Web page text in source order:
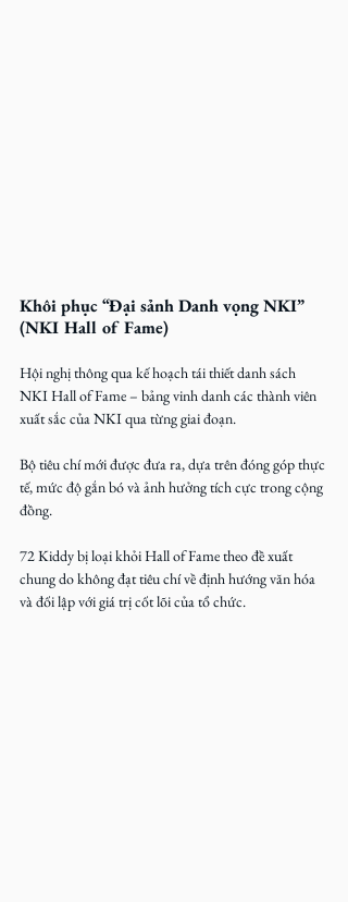
Khôi phục “Đại sảnh Danh vọng NKI”
(NKI Hall of Fame)
Hội nghị thông qua kế hoạch tái thiết danh sách
NKI Hall of Fame – bảng vinh danh các thành viên
xuất sắc của NKI qua từng giai đoạn.
Bộ tiêu chí mới được đưa ra, dựa trên đóng góp thực
tế, mức độ gắn bó và ảnh hưởng tích cực trong cộng
đồng.
72 Kiddy bị loại khỏi Hall of Fame theo đề xuất
chung do không đạt tiêu chí về định hướng văn hóa
và đối lập với giá trị cốt lõi của tổ chức.